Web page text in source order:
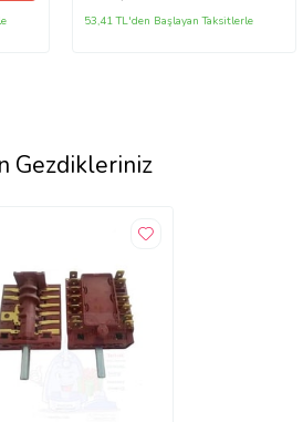
53,41 TL'den Başlayan Taksitlerle
Gezdikleriniz